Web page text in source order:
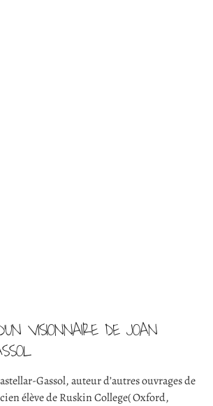
VISIONNAIRE DE JOAN
Gassol, auteur d’autres ouvrages de
élève de Ruskin College( Oxford,